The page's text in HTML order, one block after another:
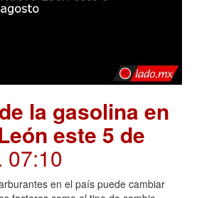
la gasolina en
este 5 de
07:10
en el país puede cambiar